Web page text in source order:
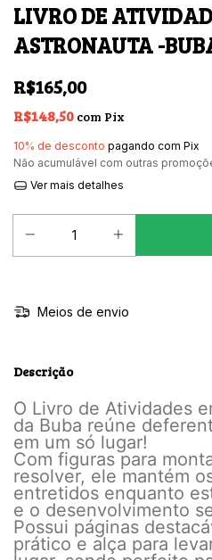
LIVRO DE
ASTRONAUTA -
R$165,00
R$148,50 com Pix
10% de desconto pagando com Pix
Não acumulável com outras
Ver mais detalhes
Meios de envio
Descrição
O Livro de Atividades
da Buba reúne
em um só lugar!
Com figuras para
resolver, ele mantém
entretidos enquanto
e o desenvolvimento
Possui páginas
prático e alça para